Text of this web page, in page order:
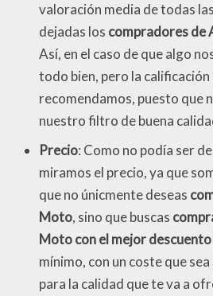
valoración media de todas
dejadas los compradores de
Así, en el caso de que algo
todo bien, pero la calificación
recomendamos, puesto que
nuestro filtro de buena
Precio: Como no podía ser
miramos el precio, ya que
que no únicmente deseas
Moto, sino que buscas
Moto con el mejor
mínimo, con un coste que
para la calidad que te va a